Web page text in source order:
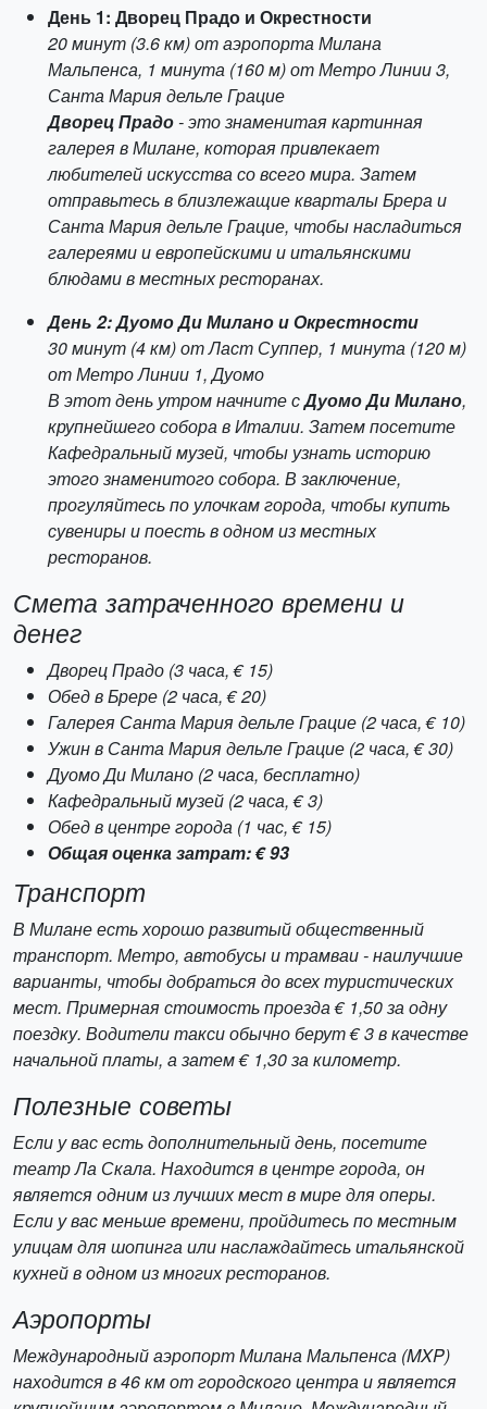
День 1: Дворец Прадо и Окрестности
20 минут (3.6 км) от аэропорта Милана
Мальпенса, 1 минута (160 м) от Метро Линии 3,
Санта Мария дельле Грацие
Дворец Прадо- это знаменитая картинная
галерея в Милане, которая привлекает
любителей искусства со всего мира. Затем
отправьтесь в близлежащие кварталы Брера и
Санта Мария дельле Грацие, чтобы насладиться
галереями и европейскими и итальянскими
блюдами в местных ресторанах.
День 2: Дуомо Ди Милано и Окрестности
30 минут (4 км) от Ласт Суппер, 1 минута (120 м)
от Метро Линии 1, Дуомо
В этот день утром начните сДуомо Ди Милано,
крупнейшего собора в Италии. Затем посетите
Кафедральный музей, чтобы узнать историю
этого знаменитого собора. В заключение,
прогуляйтесь по улочкам города, чтобы купить
сувениры и поесть в одном из местных
ресторанов.
Смета затраченного времени и
денег
Дворец Прадо (3 часа, € 15)
Обед в Брере (2 часа, € 20)
Галерея Санта Мария дельле Грацие (2 часа, € 10)
Ужин в Санта Мария дельле Грацие (2 часа, € 30)
Дуомо Ди Милано (2 часа, бесплатно)
Кафедральный музей (2 часа, € 3)
Обед в центре города (1 час, € 15)
Общая оценка затрат: € 93
Транспорт
В Милане есть хорошо развитый общественный
транспорт. Метро, автобусы и трамваи - наилучшие
варианты, чтобы добраться до всех туристических
мест. Примерная стоимость проезда € 1,50 за одну
поездку. Водители такси обычно берут € 3 в качестве
начальной платы, а затем € 1,30 за километр.
Полезные советы
Если у вас есть дополнительный день, посетите
театр Ла Скала. Находится в центре города, он
является одним из лучших мест в мире для оперы.
Если у вас меньше времени, пройдитесь по местным
улицам для шопинга или наслаждайтесь итальянской
кухней в одном из многих ресторанов.
Аэропорты
Международный аэропорт Милана Мальпенса (MXP)
находится в 46 км от городского центра и является